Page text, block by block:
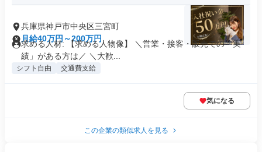
兵庫県神戸市中央区三宮町
月給40万円～200万円
求める人材: 【求める人物像】 ＼営業・接客・販売での「実
績」がある方は／ ＼大歓...
シフト自由 交通費支給
気になる
この企業の類似求人を見る